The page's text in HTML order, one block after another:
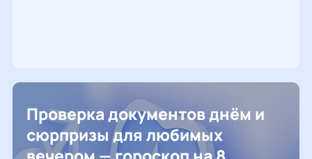
Проверка документов днём и
сюрпризы для любимых